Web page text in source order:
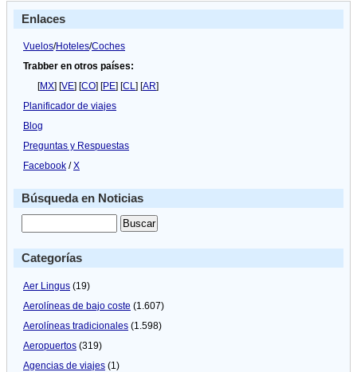
Enlaces
Vuelos/Hoteles/Coches
Trabber en otros países:
[MX] [VE] [CO] [PE] [CL] [AR]
Planificador de viajes
Blog
Preguntas y Respuestas
Facebook /X
Búsqueda en Noticias
Categorías
Aer Lingus (19)
Aerolíneas de bajo coste (1.607)
Aerolíneas tradicionales (1.598)
Aeropuertos (319)
Agencias de viajes (1)